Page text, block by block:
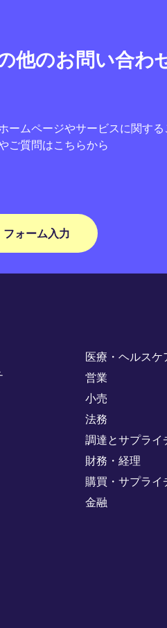
他のお問い合わ
ームページやサービスに関する
ご質問はこちらから
フォーム入力
医療・ヘルスケ
営業
小売
法務
調達とサプライ
財務・経理
購買・サプライ
金融